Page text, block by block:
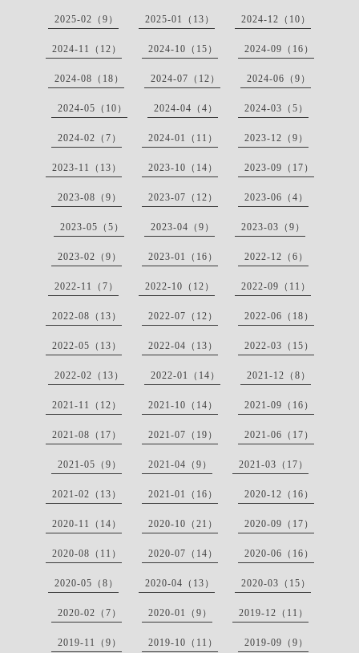
2025-02（9） 2025-01（13） 2024-12（10）
2024-11（12） 2024-10（15） 2024-09（16）
2024-08（18） 2024-07（12） 2024-06（9）
2024-05（10） 2024-04（4） 2024-03（5）
2024-02（7） 2024-01（11） 2023-12（9）
2023-11（13） 2023-10（14） 2023-09（17）
2023-08（9） 2023-07（12） 2023-06（4）
2023-05（5） 2023-04（9） 2023-03（9）
2023-02（9） 2023-01（16） 2022-12（6）
2022-11（7） 2022-10（12） 2022-09（11）
2022-08（13） 2022-07（12） 2022-06（18）
2022-05（13） 2022-04（13） 2022-03（15）
2022-02（13） 2022-01（14） 2021-12（8）
2021-11（12） 2021-10（14） 2021-09（16）
2021-08（17） 2021-07（19） 2021-06（17）
2021-05（9） 2021-04（9） 2021-03（17）
2021-02（13） 2021-01（16） 2020-12（16）
2020-11（14） 2020-10（21） 2020-09（17）
2020-08（11） 2020-07（14） 2020-06（16）
2020-05（8） 2020-04（13） 2020-03（15）
2020-02（7） 2020-01（9） 2019-12（11）
2019-11（9） 2019-10（11） 2019-09（9）